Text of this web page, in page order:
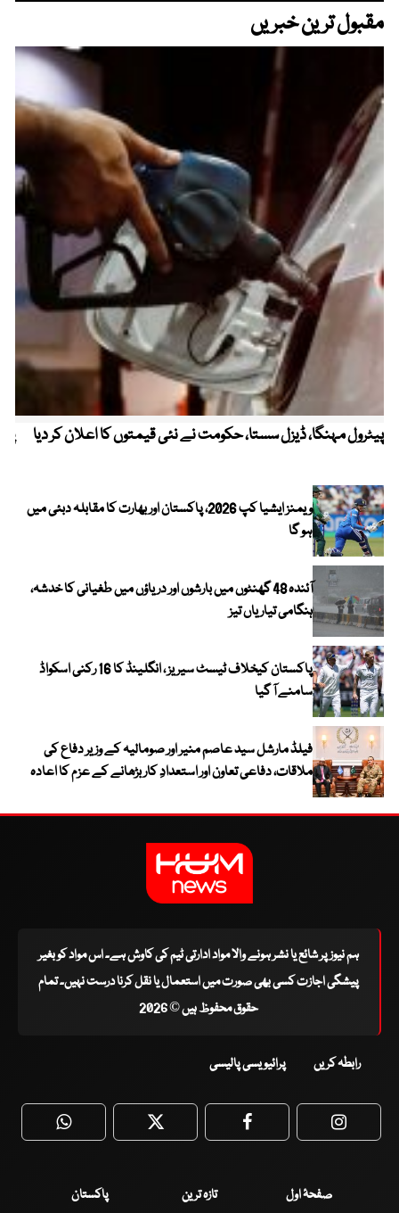
مقبول ترین خبریں
پیٹرول مہنگا، ڈیزل سستا، حکومت نے نئی قیمتوں کا اعلان کر دیا
ویمنز ایشیا کپ 2026، پاکستان اور بھارت کا مقابلہ دبئی میں
ہو گا
آئندہ 48 گھنٹوں میں بارشوں اور دریاؤں میں طغیانی کا خدشہ،
ہنگامی تیاریاں تیز
پاکستان کیخلاف ٹیسٹ سیریز ، انگلینڈ کا 16 رکنی اسکواڈ
سامنے آ گیا
فیلڈ مارشل سید عاصم منیر اور صومالیہ کے وزیر دفاع کی
ملاقات، دفاعی تعاون اور استعدادِ کار بڑھانے کے عزم کا اعادہ
ہم نیوز پر شائع یا نشر ہونے والا مواد ادارتی ٹیم کی کاوش ہے۔ اس مواد کو بغیر
پیشگی اجازت کسی بھی صورت میں استعمال یا نقل کرنا درست نہیں۔ تمام
حقوق محفوظ ہیں © 2026
رابطہ کریں پرائیویسی پالیسی
WhatsApp Twitter Facebook
صفحۂ اول تازہ ترین
پاکستان